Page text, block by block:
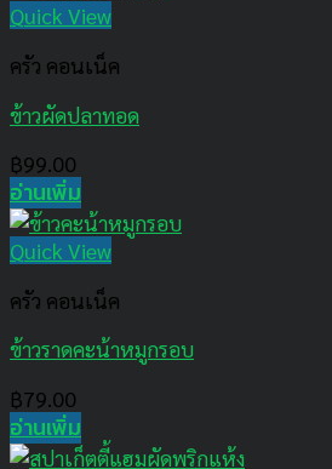
Quick View
ครัว คอนเน็ค
ข้าวผัดปลาทอด
฿99.00
อ่านเพิ่ม
Quick View
ครัว คอนเน็ค
ข้าวราดคะน้าหมูกรอบ
฿79.00
อ่านเพิ่ม